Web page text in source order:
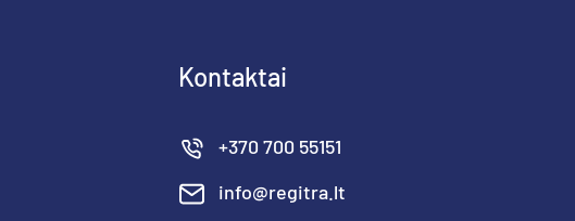
Kontaktai
+370 700 55151
info@regitra.lt